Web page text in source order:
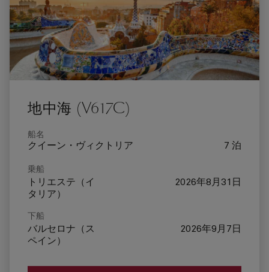
地中海 (V617C)
船名
クイーン・ヴィクトリア 7 泊
乗船
トリエステ（イ
タリア）
2026年8月31日
下船
バルセロナ（ス
ペイン）
2026年9月7日